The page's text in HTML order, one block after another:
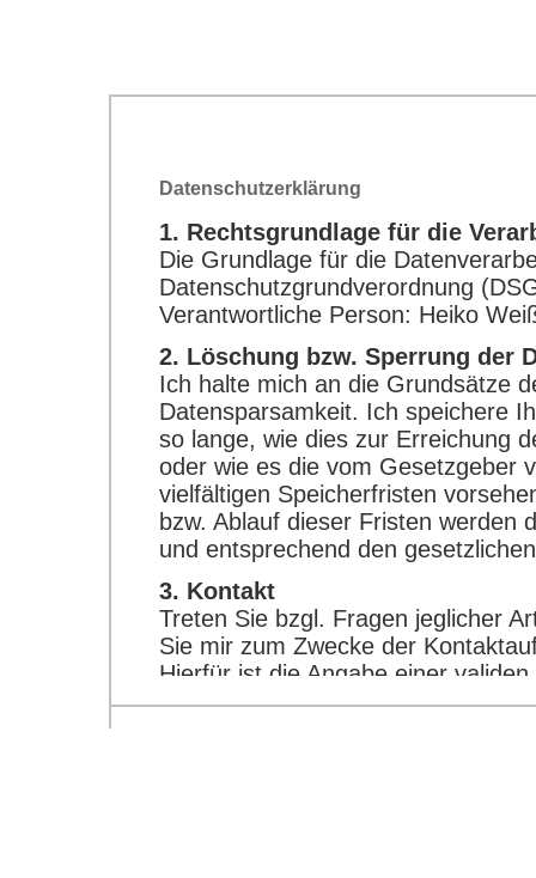
Datenschutzerklärung